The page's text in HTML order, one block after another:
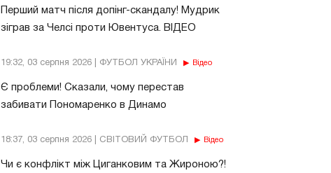
Перший матч після допінг-скандалу! Мудрик
зіграв за Челсі проти Ювентуса. ВІДЕО
19:32, 03 серпня 2026 | ФУТБОЛ УКРАЇНИ Відео
Є проблеми! Сказали, чому перестав
забивати Пономаренко в Динамо
18:37, 03 серпня 2026 | СВІТОВИЙ ФУТБОЛ Відео
Чи є конфлікт між Циганковим та Жироною?!